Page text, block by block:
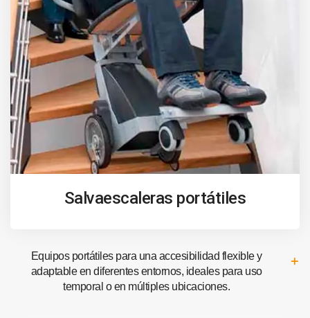
Salvaescaleras portátiles
Equipos portátiles para una accesibilidad flexible y
adaptable en diferentes entornos, ideales para uso
temporal o en múltiples ubicaciones.